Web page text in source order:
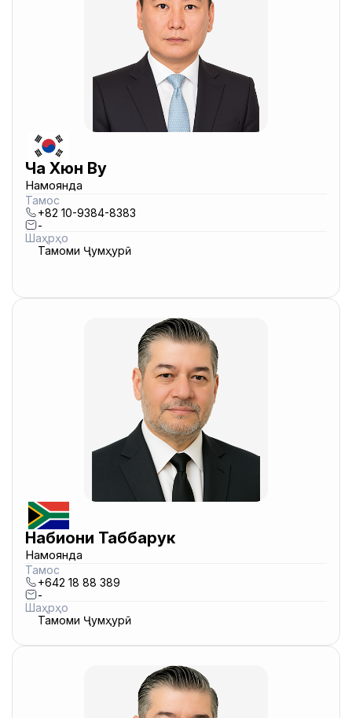
Ча Хюн Ву
Намоянда
Тамос
+82 10-9384-8383
-
Шаҳрҳо
Тамоми Ҷумҳурӣ
Набиҷони Таббарук
Намоянда
Тамос
+642 18 88 389
-
Шаҳрҳо
Тамоми Ҷумҳурӣ